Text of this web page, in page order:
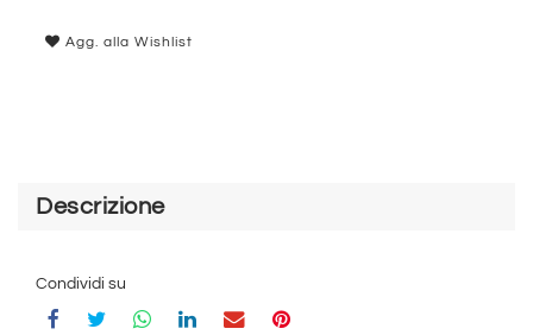
Agg. alla Wishlist
Descrizione
Condividi su